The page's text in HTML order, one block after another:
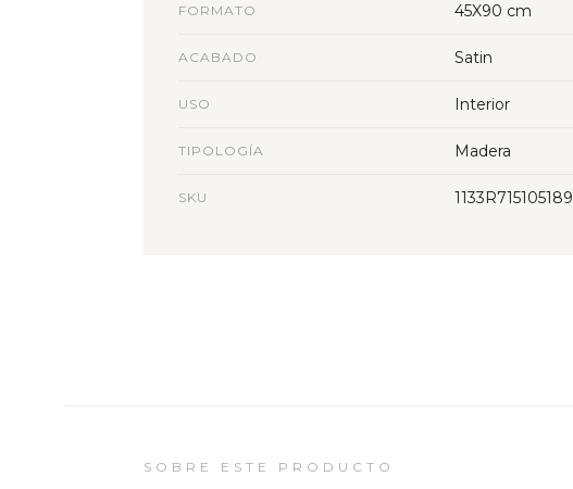
FORMATO 45X90 cm
ACABADO Satin
USO Interior
TIPOLOGÍA Madera
SKU 1133R715105189
SOBRE ESTE PRODUCTO